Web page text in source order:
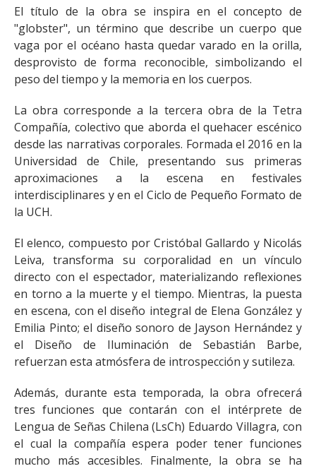
El título de la obra se inspira en el concepto de
"globster", un término que describe un cuerpo que
vaga por el océano hasta quedar varado en la orilla,
desprovisto de forma reconocible, simbolizando el
peso del tiempo y la memoria en los cuerpos.
La obra corresponde a la tercera obra de la Tetra
Compañía, colectivo que aborda el quehacer escénico
desde las narrativas corporales. Formada el 2016 en la
Universidad de Chile, presentando sus primeras
aproximaciones a la escena en festivales
interdisciplinares y en el Ciclo de Pequeño Formato de
la UCH.
El elenco, compuesto por Cristóbal Gallardo y Nicolás
Leiva, transforma su corporalidad en un vínculo
directo con el espectador, materializando reflexiones
en torno a la muerte y el tiempo. Mientras, la puesta
en escena, con el diseño integral de Elena González y
Emilia Pinto; el diseño sonoro de Jayson Hernández y
el Diseño de Iluminación de Sebastián Barbe,
refuerzan esta atmósfera de introspección y sutileza.
Además, durante esta temporada, la obra ofrecerá
tres funciones que contarán con el intérprete de
Lengua de Señas Chilena (LsCh) Eduardo Villagra, con
el cual la compañía espera poder tener funciones
mucho más accesibles. Finalmente, la obra se ha